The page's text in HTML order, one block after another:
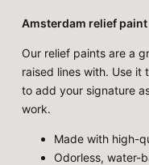
Amsterdam relief paint
Our relief paints are a
raised lines with. Use
to add your signature
work.
Made with high-
Odorless, water-